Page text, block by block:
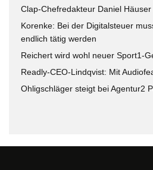
Clap-Chefredakteur Daniel
Korenke: Bei der Digitalsteuer
endlich tätig werden
Reichert wird wohl neuer Sport1-
Readly-CEO-Lindqvist: Mit
Ohligschläger steigt bei Agentur2